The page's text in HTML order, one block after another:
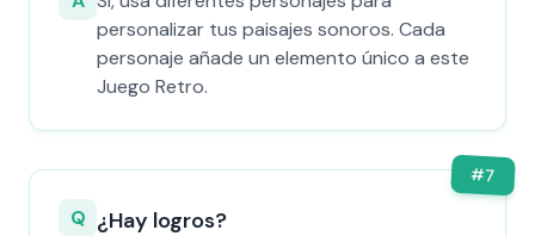
personalizar tus paisajes sonoros. Cada
personaje añade un elemento único a este
Juego Retro.
#7
Q ¿Hay logros?